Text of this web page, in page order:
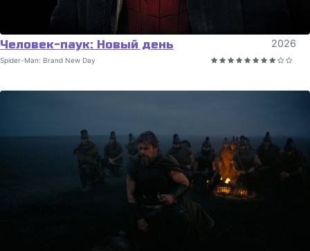
Человек-паук: Новый день 2026
Spider-Man: Brand New Day